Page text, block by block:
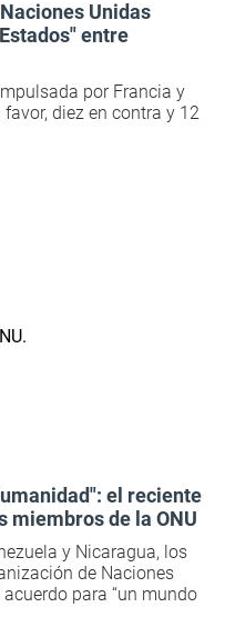
Unidas
entre
por Francia y
diez en contra y 12
el reciente
miembros de la ONU
y Nicaragua, los
de Naciones
para “un mundo